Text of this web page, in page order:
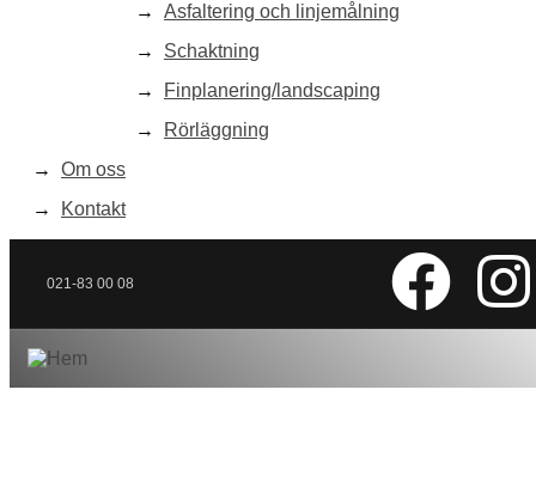
Asfaltering och linjemålning
Schaktning
Finplanering/landscaping
Rörläggning
Om oss
Kontakt
021-83 00 08